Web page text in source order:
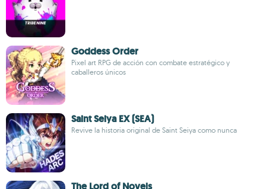
Goddess Order
Pixel art RPG de acción con combate estratégico y
caballeros únicos
Saint Seiya EX (SEA)
Revive la historia original de Saint Seiya como nunca
The Lord of Novels